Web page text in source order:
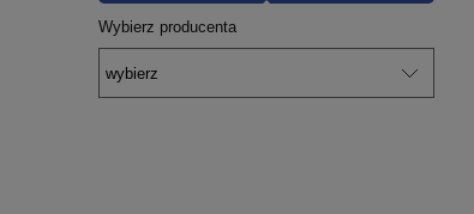
Wybierz producenta